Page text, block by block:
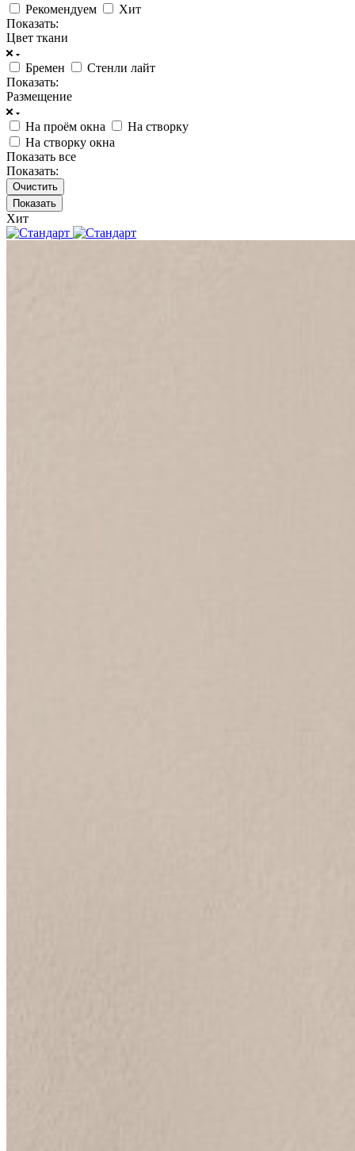
Рекомендуем
Хит
Показать:
Цвет ткани
Бремен
Стенли лайт
Показать:
Размещение
На проём окна
На створку
На створку окна
Показать все
Показать:
Очистить
Хит